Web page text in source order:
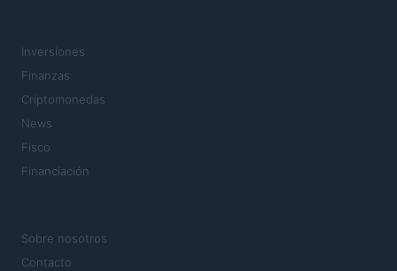
Inversiones
Finanzas
Criptomonedas
News
Fisco
Financiación
Sobre nosotros
Contacto